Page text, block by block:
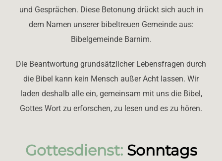
und Gesprächen. Diese Betonung drückt sich auch in
dem Namen unserer bibeltreuen Gemeinde aus:
Bibelgemeinde Barnim.
Die Beantwortung grundsätzlicher Lebensfragen durch
die Bibel kann kein Mensch außer Acht lassen. Wir
laden deshalb alle ein, gemeinsam mit uns die Bibel,
Gottes Wort zu erforschen, zu lesen und es zu hören.
Gottesdienst:Sonntags